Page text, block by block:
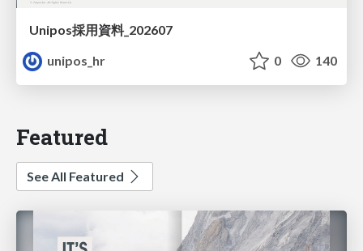
Unipos採用資料_202607
unipos_hr
0 140
Featured
See All Featured